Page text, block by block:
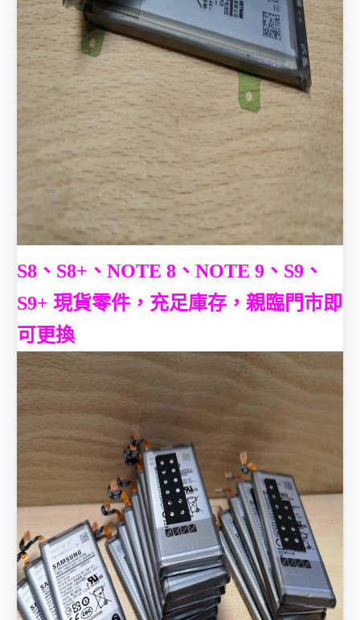
S8、S8+、NOTE 8、NOTE 9、S9、
S9+ 現貨零件，充足庫存，親臨門市即
可更換